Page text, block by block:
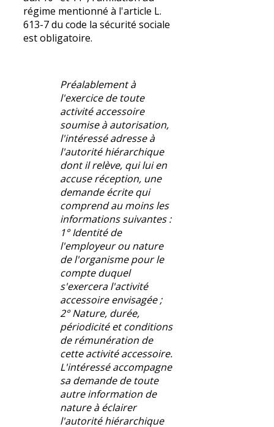
régime mentionné à l'article L.
613-7 du code la sécurité sociale
est obligatoire.
Préalablement à
l'exercice de toute
activité accessoire
soumise à autorisation,
l'intéressé adresse à
l'autorité hiérarchique
dont il relève, qui lui en
accuse réception, une
demande écrite qui
comprend au moins les
informations suivantes :
1° Identité de
l'employeur ou nature
de l'organisme pour le
compte duquel
s'exercera l'activité
accessoire envisagée ;
2° Nature, durée,
périodicité et conditions
de rémunération de
cette activité accessoire.
L'intéressé accompagne
sa demande de toute
autre information de
nature à éclairer
l'autorité hiérarchique